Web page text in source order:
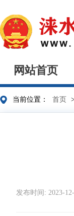
网站首页
当前位置： 首页
发布时间: 2023-